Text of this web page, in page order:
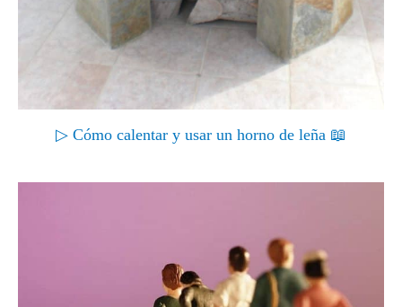
▷ Cómo calentar y usar un horno de leña 📖